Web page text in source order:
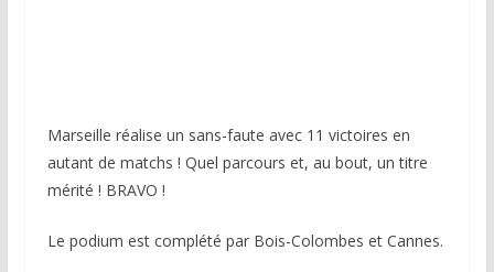
Marseille réalise un sans-faute avec 11 victoires en
autant de matchs ! Quel parcours et, au bout, un titre
mérité ! BRAVO !
Le podium est complété par Bois-Colombes et Cannes.